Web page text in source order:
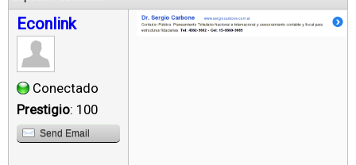
Econlink
Conectado
Prestigio: 100
Send Email